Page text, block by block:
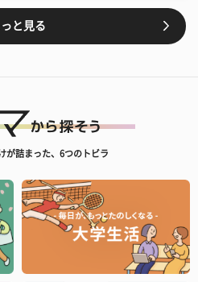
と見る
が詰まった、6つのトビラ